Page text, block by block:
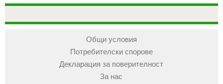
Общи условия
Потребителски спорове
Декларация за поверителност
За нас